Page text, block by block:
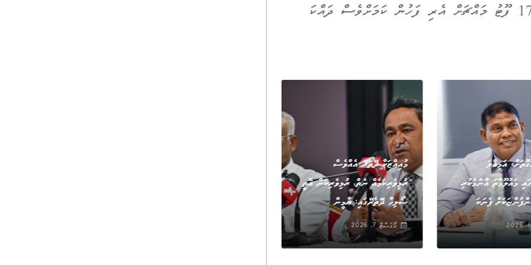
އެއާޕޯޓަށް ޖައްސަން ތިރިކުރަން ފެށީ 17،000 ފޫޓު މައްޗަށް އެރި ފަހުން ކަމަށްވެސް ދައްކަ
އަމިއްލަ
މައުލޫމާތު އާންމުކުރި
ފެނަކަ
ޚަބަރު
މުއިއްޒަކާ ދޭތެރޭ އެއްވެސް
ރުޅިވެރިކަމެއް ނެތް, ރުޅިވެރިކަން އޮތީ
ސޯލިހާ ދޭތެރޭގައި: ޔާމީން
އޯގަސްޓް 7, 2026